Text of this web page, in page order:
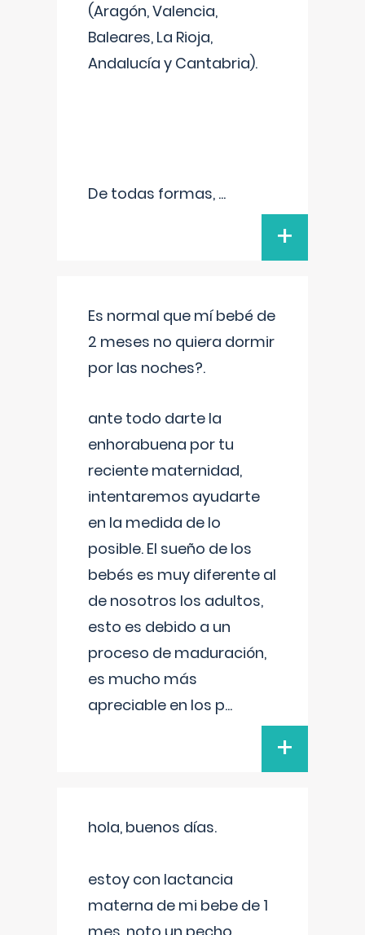
(Aragón, Valencia,
Baleares, La Rioja,
Andalucía y Cantabria).
De todas formas, ...
+
Es normal que mí bebé de
2 meses no quiera dormir
por las noches?.
ante todo darte la
enhorabuena por tu
reciente maternidad,
intentaremos ayudarte
en la medida de lo
posible. El sueño de los
bebés es muy diferente al
de nosotros los adultos,
esto es debido a un
proceso de maduración,
es mucho más
apreciable en los p...
+
hola, buenos días.
estoy con lactancia
materna de mi bebe de 1